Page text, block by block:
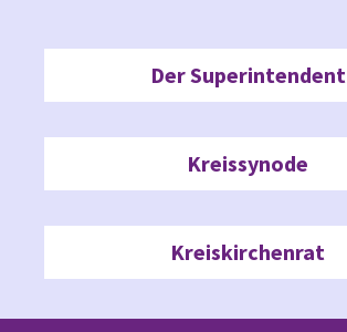
Der Superintendent
Kreissynode
Kreiskirchenrat